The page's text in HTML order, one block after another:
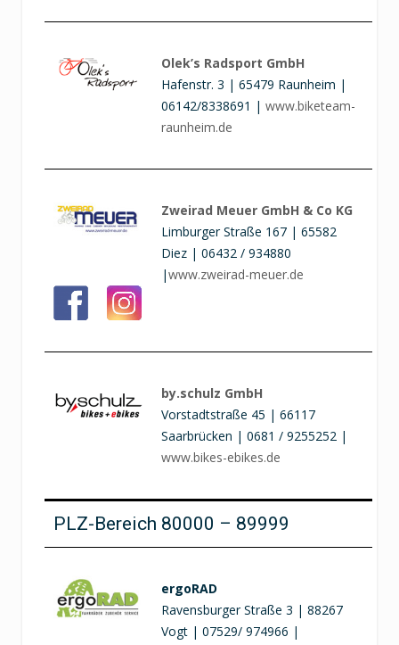
Olek’s Radsport GmbH
Hafenstr. 3 | 65479 Raunheim |
06142/8338691 | www.biketeam-
raunheim.de
Zweirad Meuer GmbH & Co KG
Limburger Straße 167 | 65582
Diez | 06432 / 934880
|www.zweirad-meuer.de
by.schulz GmbH
Vorstadtstraße 45 | 66117
Saarbrücken | 0681 / 9255252 |
www.bikes-ebikes.de
PLZ-Bereich 80000 – 89999
ergoRAD
Ravensburger Straße 3 | 88267
Vogt | 07529/ 974966 |